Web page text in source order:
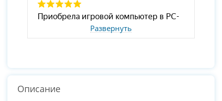
Развернуть
Описание